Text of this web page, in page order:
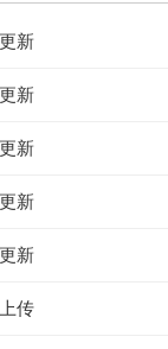
新
新
新
新
新
传